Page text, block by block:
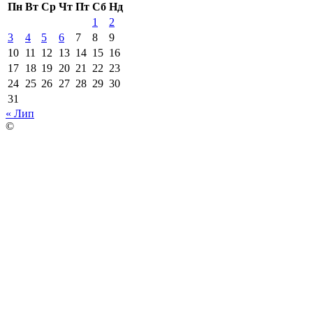
Пн Вт Ср Чт Пт Сб Нд
1
2
3
4 5 6 7 8
9
10 11 12 13 14 15 16
17 18 19 20 21 22 23
24 25 26 27 28 29 30
31
« Лип
©